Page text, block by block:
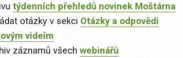
týdenních přehledů novinek Moštárna
otázky v sekci Otázky a odpovědi
videím
záznamů všech webinářů